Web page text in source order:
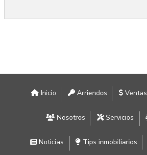
Inicio Arriendos Ventas
Nosotros Servicios
Noticias Tips inmobiliarios